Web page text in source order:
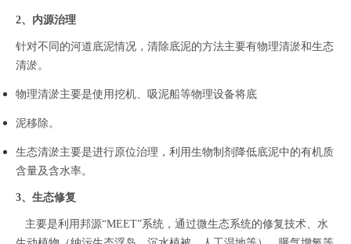
2、内源治理
针对不同的河道底泥情况，清除底泥的方法主要有物理清淤和生态
清淤。
物理清淤主要是使用挖机、吸泥船等物理设备将底
泥移除。
生态清淤主要是进行原位治理，利用生物制剂降低底泥中的有机质
含量及含水率。
3、生态修复
主要是利用邦源“MEET”系统，通过微生态系统的修复技术、水